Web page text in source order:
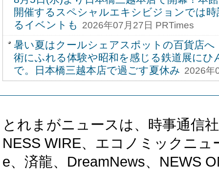
開催するスペシャルエキシビジョンでは
るイベントも
2026年07月27日 PRTimes
暑い夏はクールシェアスポットの百貨店へ
術にふれる体験や昭和を感じる鉄道展にひ
で。日本橋三越本店で過ごす夏休み 2026年
とれまがニュースは、時事通信
NESS WIRE、エコノミックニ
e、済龍、DreamNews、NEWS